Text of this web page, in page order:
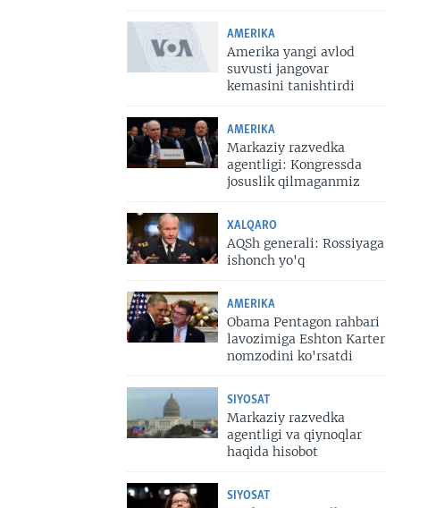
AMERIKA
Amerika yangi avlod
suvusti jangovar
kemasini tanishtirdi
AMERIKA
Markaziy razvedka
agentligi: Kongressda
josuslik qilmaganmiz
XALQARO
AQSh generali: Rossiyaga
ishonch yo'q
AMERIKA
Obama Pentagon rahbari
lavozimiga Eshton Karter
nomzodini ko'rsatdi
SIYOSAT
Markaziy razvedka
agentligi va qiynoqlar
haqida hisobot
SIYOSAT